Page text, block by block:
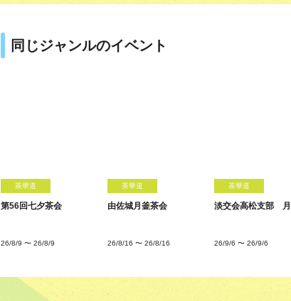
同じジャンルのイベント
茶華道
第56回七夕茶会
26/8/9 〜 26/8/9
茶華道
由佐城月釜茶会
26/8/16 〜 26/8/16
茶華道
淡交会高松支部
26/9/6 〜 26/9/6